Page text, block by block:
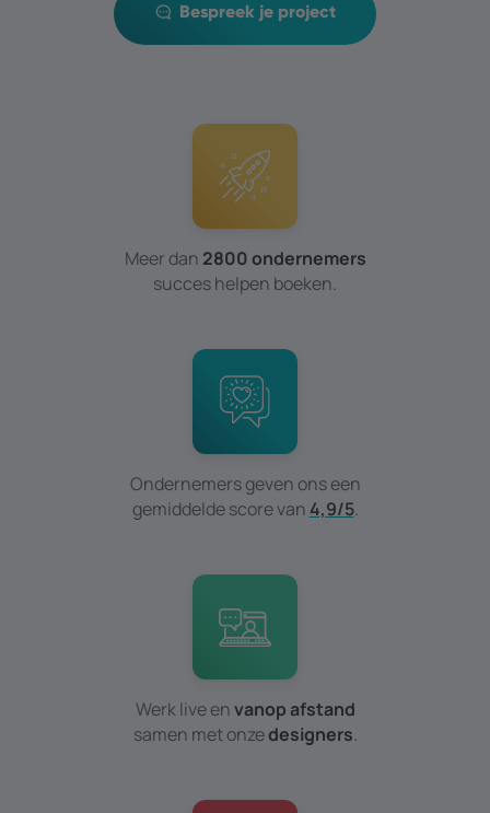
Bespreek je project
Meer dan 2800 ondernemers
succes helpen boeken.
Ondernemers geven ons een
gemiddelde score van 4,9/5.
Werk live envanop afstand
samen met onzedesigners.